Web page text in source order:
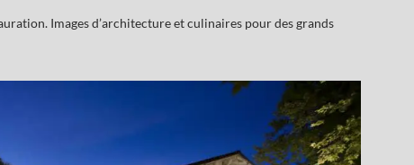
Images d’architecture et culinaires pour des grands